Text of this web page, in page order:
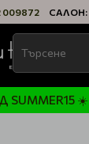
009872 САЛОН:
SUMMER15 ☀️